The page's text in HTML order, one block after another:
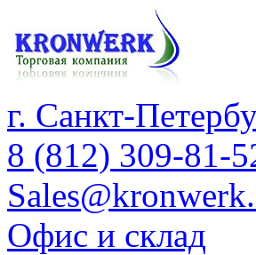
г. Санкт-
8 (812) 309-81-
Офис и склад